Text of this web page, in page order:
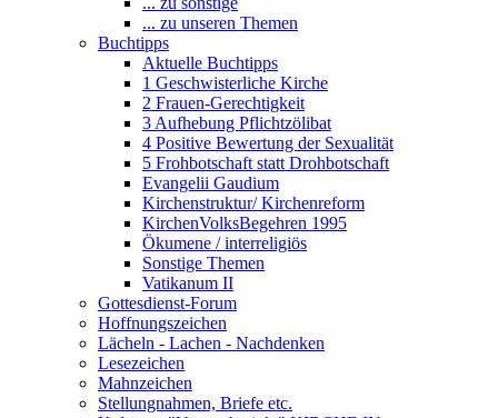
... zu unseren Themen
Buchtipps
Aktuelle Buchtipps
1 Geschwisterliche Kirche
2 Frauen-Gerechtigkeit
3 Aufhebung Pflichtzölibat
4 Positive Bewertung der Sexualität
5 Frohbotschaft statt Drohbotschaft
Evangelii Gaudium
Kirchenstruktur/ Kirchenreform
KirchenVolksBegehren 1995
Ökumene / interreligiös
Sonstige Themen
Vatikanum II
Gottesdienst-Forum
Hoffnungszeichen
Lächeln - Lachen - Nachdenken
Lesezeichen
Mahnzeichen
Stellungnahmen, Briefe etc.